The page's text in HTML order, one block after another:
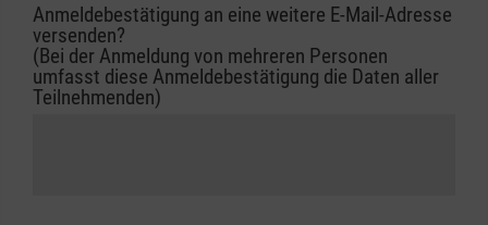
Anmeldebestätigung an eine weitere E-Mail-Adresse
versenden?
(Bei der Anmeldung von mehreren Personen
umfasst diese Anmeldebestätigung die Daten aller
Teilnehmenden)